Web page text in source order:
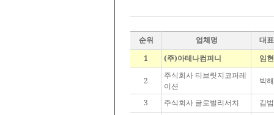
순위 업체명
대
1
(주)아테나컴퍼니 임
2
주식회사 티브릿지코퍼레
이션
박
3 주식회사 글로벌리서치
김